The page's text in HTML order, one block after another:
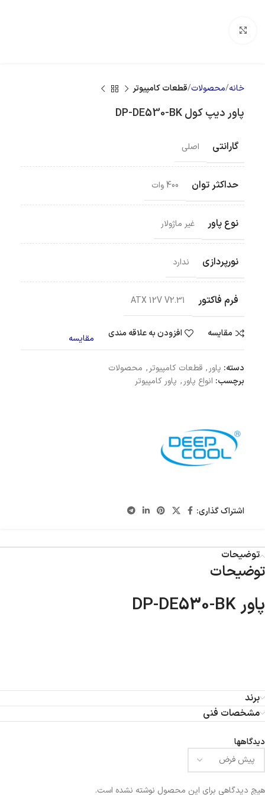
خانه محصولات قطعات کامپیوتر
پاور دیپ کول DP-DE530-BK
گارانتی اصلی
حداکثر توان 400 وات
نوع پاور غیر ماژولار
نورپردازی ندارد
فرم فاکتور ATX 12V V2.31
مقایسه افزودن به علاقه مندی مقایسه
دسته: پاور , قطعات کامپیوتر , محصولات
برچسب: انواع پاور , پاور کامپیوتر
اشتراک گذاری:
توضیحات
توضیحات
پاور DP-DE530-BK
برند
مشخصات فنی
دیدگاهها
هیچ دیدگاهی برای این محصول نوشته نشده است.